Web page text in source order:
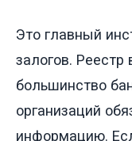
Это главный
залогов. Реестр
большинство
организаций
информацию.